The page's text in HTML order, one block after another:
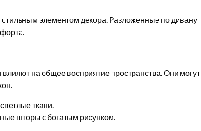
элементом декора. Разложенные по дивану
на общее восприятие пространства. Они могут
ткани.
шторы с богатым рисунком.